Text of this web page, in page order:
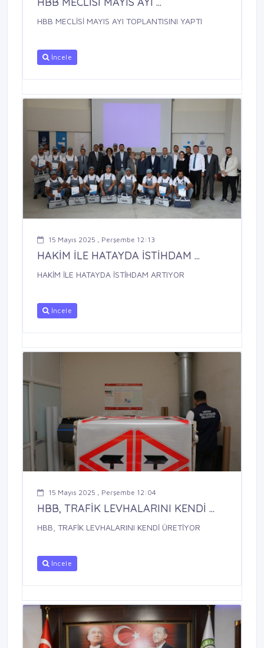
HBB MECLİSİ MAYIS AYI TOPLANTISINI YAPTI
İncele
15 Mayıs 2025 , Perşembe 12:13
HAKİM İLE HATAYDA İSTİHDAM ...
HAKİM İLE HATAYDA İSTİHDAM ARTIYOR
İncele
15 Mayıs 2025 , Perşembe 12:04
HBB, TRAFİK LEVHALARINI KENDİ ...
HBB, TRAFİK LEVHALARINI KENDİ ÜRETİYOR
İncele